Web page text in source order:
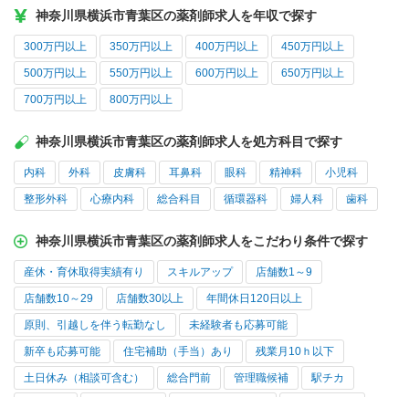
神奈川県横浜市青葉区の薬剤師求人を年収で探す
300万円以上 350万円以上 400万円以上 450万円以上
500万円以上 550万円以上 600万円以上 650万円以上
700万円以上 800万円以上
神奈川県横浜市青葉区の薬剤師求人を処方科目で探す
内科 外科 皮膚科 耳鼻科 眼科 精神科 小児科
整形外科 心療内科 総合科目 循環器科 婦人科 歯科
神奈川県横浜市青葉区の薬剤師求人をこだわり条件で探す
産休・育休取得実績有り スキルアップ 店舗数1～9
店舗数10～29 店舗数30以上 年間休日120日以上
原則、引越しを伴う転勤なし 未経験者も応募可能
新卒も応募可能 住宅補助（手当）あり 残業月10ｈ以下
土日休み（相談可含む） 総合門前 管理職候補 駅チカ